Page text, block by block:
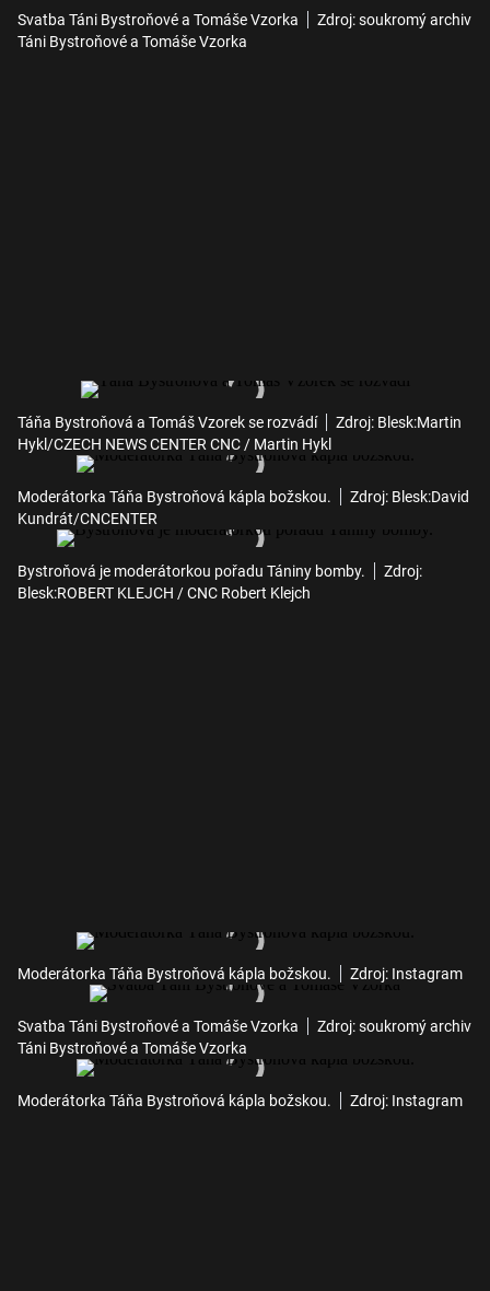
Svatba Táni Bystroňové a Tomáše Vzorka
Zdroj: soukromý archiv
Táni Bystroňové a Tomáše Vzorka
Táňa Bystroňová a Tomáš Vzorek se rozvádí
Zdroj: Blesk:Martin
Hykl/CZECH NEWS CENTER CNC / Martin Hykl
Moderátorka Táňa Bystroňová kápla božskou.
Zdroj: Blesk:David
Kundrát/CNCENTER
Bystroňová je moderátorkou pořadu Tániny bomby.
Zdroj:
Blesk:ROBERT KLEJCH / CNC Robert Klejch
Moderátorka Táňa Bystroňová kápla božskou. Zdroj: Instagram
Svatba Táni Bystroňové a Tomáše Vzorka
Zdroj: soukromý archiv
Táni Bystroňové a Tomáše Vzorka
Moderátorka Táňa Bystroňová kápla božskou. Zdroj: Instagram